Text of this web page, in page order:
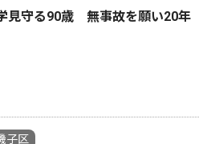
見守る90歳 無事故を願い20年
子区